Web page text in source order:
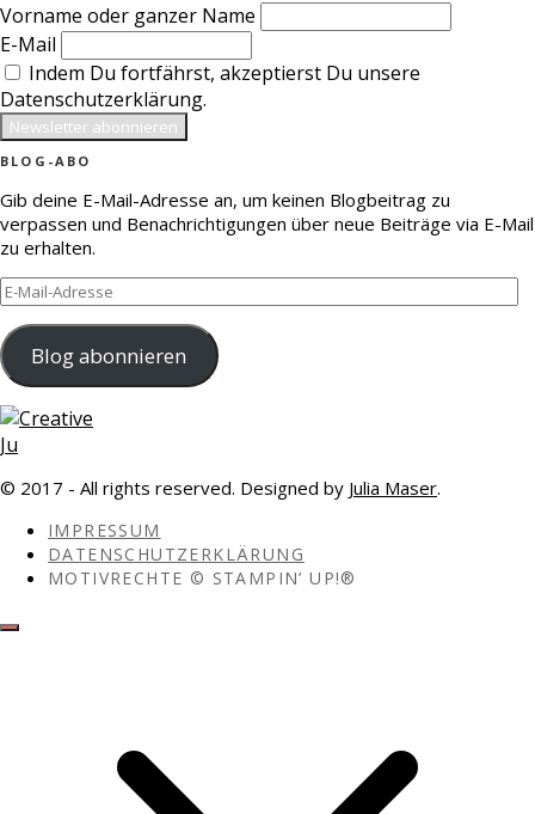
Vorname oder ganzer Name
E-Mail
Indem Du fortfährst, akzeptierst Du unsere
Datenschutzerklärung.
BLOG-ABO
Gib deine E-Mail-Adresse an, um keinen Blogbeitrag zu
verpassen und Benachrichtigungen über neue Beiträge via E-Mail
zu erhalten.
E-
Mail-
Adresse
Blog abonnieren
© 2017 - All rights reserved. Designed by Julia Maser.
IMPRESSUM
DATENSCHUTZERKLÄRUNG
MOTIVRECHTE © STAMPIN’ UP!®